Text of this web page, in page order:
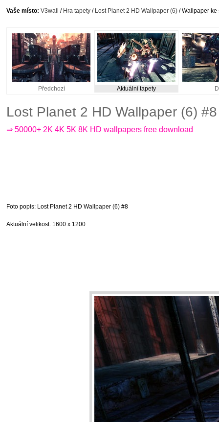
Vaše místo: V3wall / Hra tapety / Lost Planet 2 HD Wallpaper (6) / Wallpaper ke
Předchozí Aktuální tapety
Lost Planet 2 HD Wallpaper (6)
⇒ 50000+ 2K 4K 5K 8K HD wallpapers free download
Foto popis: Lost Planet 2 HD Wallpaper (6) #8
Aktuální velikost: 1600 x 1200